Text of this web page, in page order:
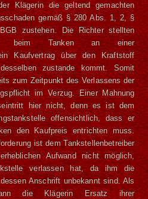
Klägerin die geltend gemachten
gemäß § 280 Abs. 1, 2, §
zustehen. Die Richter stellten
beim Tanken an einer
Kaufvertrag über den Kraftstoff
zustande kommt. Somit
zum Zeitpunkt des Verlassens der
im Verzug. Einer Mahnung
hier nicht, denn es ist dem
offensichtlich, dass er
den Kaufpreis entrichten muss.
ist dem Tankstellenbetreiber
Aufwand nicht möglich,
verlassen hat, da ihm die
Anschrift unbekannt sind. Als
die Klägerin Ersatz ihrer